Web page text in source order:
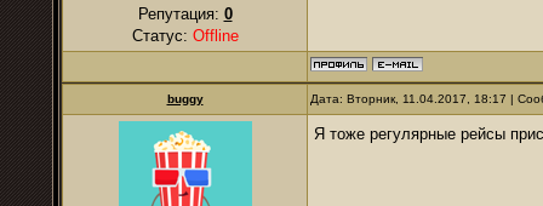
Репутация: 0
Статус: Offline
buggy Дата: Вторник, 11.04.2017, 18:17 |
Я тоже регулярные рейсы